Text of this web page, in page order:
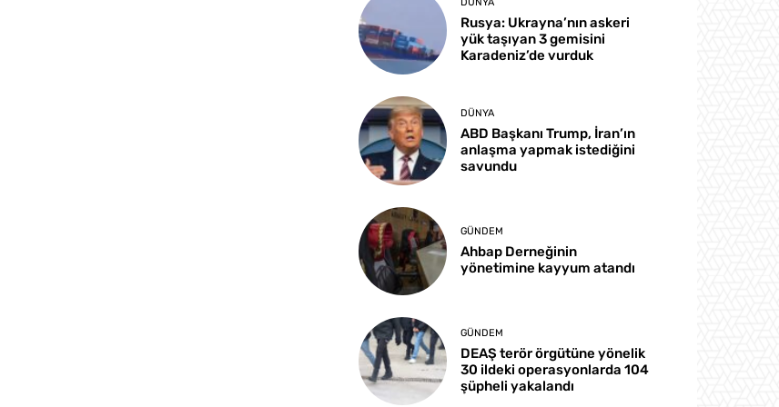
DÜNYA
Rusya: Ukrayna’nın askeri
yük taşıyan 3 gemisini
Karadeniz’de vurduk
DÜNYA
ABD Başkanı Trump, İran’ın
anlaşma yapmak istediğini
savundu
GÜNDEM
Ahbap Derneğinin
yönetimine kayyum atandı
GÜNDEM
DEAŞ terör örgütüne yönelik
30 ildeki operasyonlarda 104
şüpheli yakalandı